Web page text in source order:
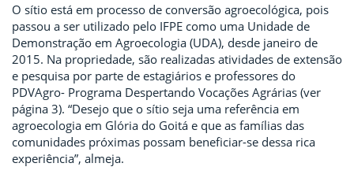
O sítio está em processo de conversão agroecológica, pois
passou a ser utilizado pelo IFPE como uma Unidade de
Demonstração em Agroecologia (UDA), desde janeiro de
2015. Na propriedade, são realizadas atividades de extensão
e pesquisa por parte de estagiários e professores do
PDVAgro- Programa Despertando Vocações Agrárias (ver
página 3). “Desejo que o sítio seja uma referência em
agroecologia em Glória do Goitá e que as famílias das
comunidades próximas possam beneficiar-se dessa rica
experiência”, almeja.